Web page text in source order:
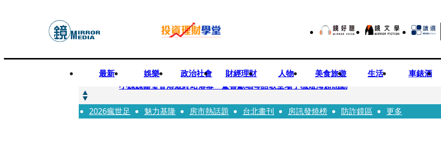
最新 娛樂 政治社會 財經理財 人物 美食旅遊 生活 車錶酒
快訊
小魏魏嘉瑩香港最終站落幕 驚喜獻唱粵語歌全場手機燈海超感動
快訊
台股明年有望挑戰5萬 杜金龍建議小資族這樣配置ETF
2026瘋世足 魅力基隆 房市熱話題 台北畫刊 房訊發燒榜 防詐鏡區 更多